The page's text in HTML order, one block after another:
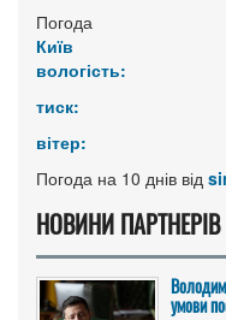
Погода
Київ
вологість:
тиск:
вітер:
Погода на 10 днів від
НОВИНИ ПАРТНЕРІВ
умови